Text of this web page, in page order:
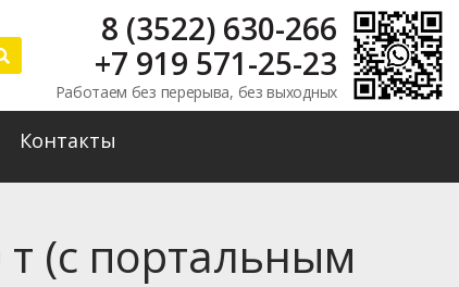
8 (3522) 630-266
+7 919 571-25-23
Работаем без перерыва, без выходных
Контакты
т (с портальным